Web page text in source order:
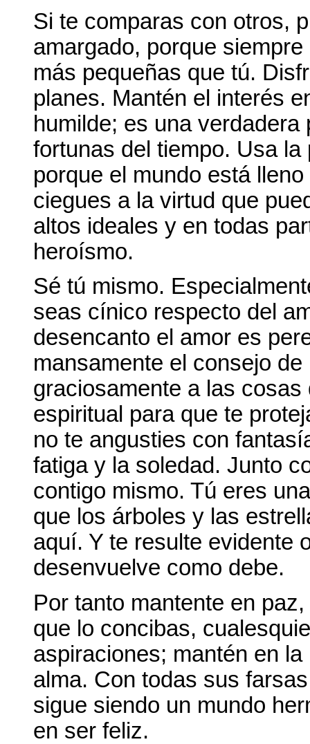
Si te comparas con otros,
amargado, porque
más pequeñas que tú.
planes. Mantén el interés
humilde; es una
fortunas del tiempo. Usa
porque el mundo está
ciegues a la virtud que
altos ideales y en todas
heroísmo.
Sé tú mismo.
seas cínico respecto del
desencanto el amor es
mansamente el consejo
graciosamente a las
espiritual para que te
no te angusties con
fatiga y la soledad. Junto
contigo mismo. Tú eres
que los árboles y las
aquí. Y te resulte evidente
desenvuelve como debe.
Por tanto mantente en
que lo concibas,
aspiraciones; mantén en
alma. Con todas sus
sigue siendo un mundo
en ser feliz.